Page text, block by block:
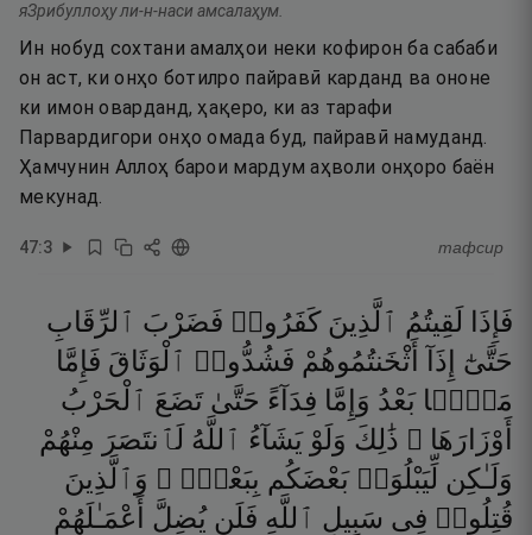
яЗрибуллоҳу ли-н-наси амсалаҳум.
Ин нобуд сохтани амалҳои неки кофирон ба сабаби
он аст, ки онҳо ботилро пайравӣ карданд ва ононе
ки имон оварданд, ҳақеро, ки аз тарафи
Парвардигори онҳо омада буд, пайравӣ намуданд.
Ҳамчунин Аллоҳ барои мардум аҳволи онҳоро баён
мекунад.
47:3 тафсир
فَإِذَا لَقِيتُمُ ٱلَّذِينَ كَفَرُوا۟ فَضَرْبَ ٱلرِّقَابِ
حَتَّىٰٓ إِذَآ أَثْخَنتُمُوهُمْ فَشُدُّوا۟ ٱلْوَثَاقَ فَإِمَّا
مَنًّۢا بَعْدُ وَإِمَّا فِدَآءً حَتَّىٰ تَضَعَ ٱلْحَرْبُ
أَوْزَارَهَا ۚ ذَٰلِكَ وَلَوْ يَشَآءُ ٱللَّهُ لَٱنتَصَرَ مِنْهُمْ
وَلَـٰكِن لِّيَبْلُوَا۟ بَعْضَكُم بِبَعْضٍۢ ۗ وَٱلَّذِينَ
قُتِلُوا۟ فِى سَبِيلِ ٱللَّهِ فَلَن يُضِلَّ
أَعْمَـٰلَهُمْ